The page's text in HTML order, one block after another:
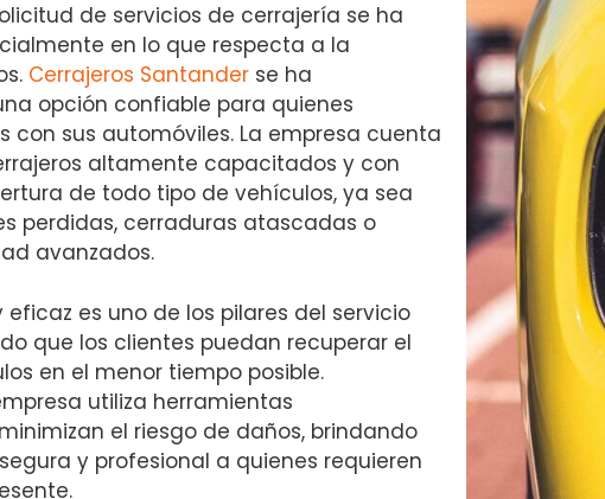
de servicios de cerrajería se ha
en lo que respecta a la
Cerrajeros Santander se ha
opción confiable para quienes
con sus automóviles. La empresa cuenta
altamente capacitados y con
de todo tipo de vehículos, ya sea
perdidas, cerraduras atascadas o
avanzados.
es uno de los pilares del servicio
que los clientes puedan recuperar el
en el menor tiempo posible.
utiliza herramientas
el riesgo de daños, brindando
y profesional a quienes requieren